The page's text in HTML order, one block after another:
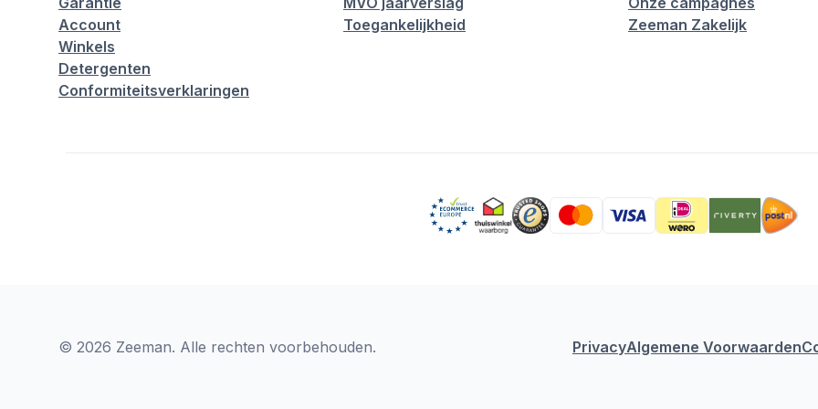
Account
Winkels
Detergenten
Conformiteitsverklaringen
Toegankelijkheid
Zeeman Zakelijk
© 2026 Zeeman. Alle rechten voorbehouden. PrivacyAlgemene Voorwaarden